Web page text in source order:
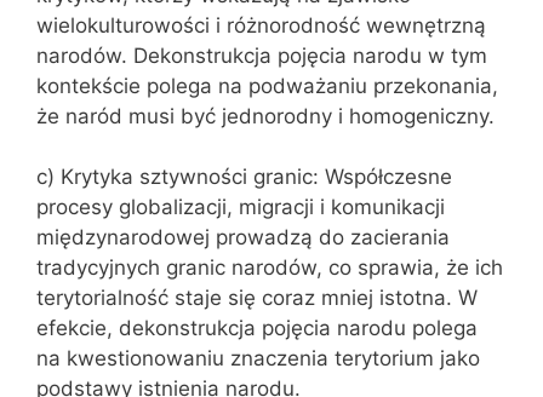
wielokulturowości i różnorodność wewnętrzną
narodów. Dekonstrukcja pojęcia narodu w tym
kontekście polega na podważaniu przekonania,
że naród musi być jednorodny i homogeniczny.
c) Krytyka sztywności granic: Współczesne
procesy globalizacji, migracji i komunikacji
międzynarodowej prowadzą do zacierania
tradycyjnych granic narodów, co sprawia, że ich
terytorialność staje się coraz mniej istotna. W
efekcie, dekonstrukcja pojęcia narodu polega
na kwestionowaniu znaczenia terytorium jako
podstawy istnienia narodu.